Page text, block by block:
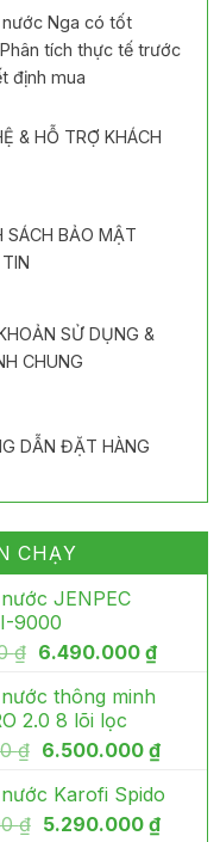
nước Nga có tốt
tích thực tế trước
định mua
& HỖ TRỢ KHÁCH
SÁCH BẢO MẬT
SỬ DỤNG &
CHUNG
DẪN ĐẶT HÀNG
CHẠY
JENPEC
9000
₫ Giá
là:
7.100.000 ₫.
6.490.000 ₫Giá
thông minh
2.0 8 lõi lọc
₫ Giá
là:
7.500.000 ₫.
6.500.000 ₫Giá
tại
là:
Karofi Spido
₫ Giá
5.290.000 ₫Giá